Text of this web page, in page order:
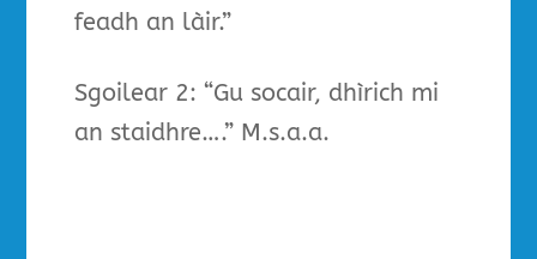
feadh an làir.”
Sgoilear 2: “Gu socair, dhìrich mi
an staidhre….” M.s.a.a.